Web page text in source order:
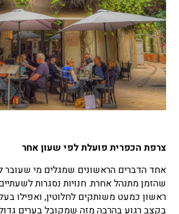
צרפת הכפרית פועלת לפי שעון אחר
אחד הדברים הראשונים שמגלים מי שעובר
שהזמן מתנהל אחרת. חנויות נסגרות
ראשון כמעט משותקים לחלוטין, ואפילו
בקצב רגוע בהרבה מזה שמקובל בערים